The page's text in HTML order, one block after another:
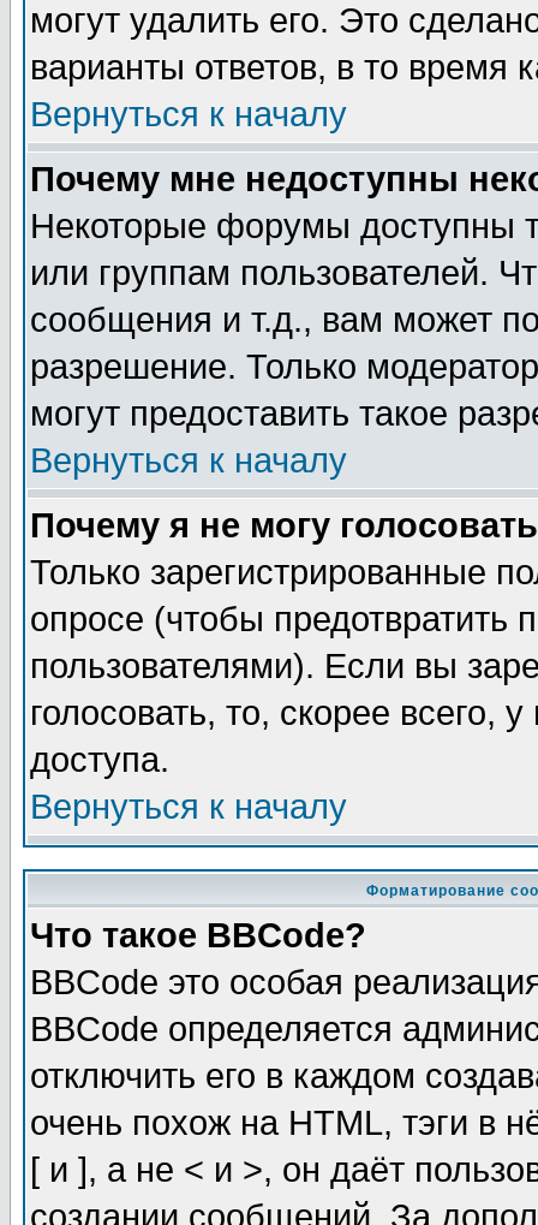
могут удалить его. Это
варианты ответов, в то время
Вернуться к началу
Почему мне недоступны
Некоторые форумы доступны
или группам пользователей.
сообщения и т.д., вам может
разрешение. Только
могут предоставить такое
Вернуться к началу
Почему я не могу
Только зарегистрированные
опросе (чтобы предотвратить
пользователями). Если вы
голосовать, то, скорее всего,
доступа.
Вернуться к началу
Форматирование
Что такое BBCode?
BBCode это особая
BBCode определяется
отключить его в каждом
очень похож на HTML, тэги в
[ и ], а не < и >, он даёт
создании сообщений. За